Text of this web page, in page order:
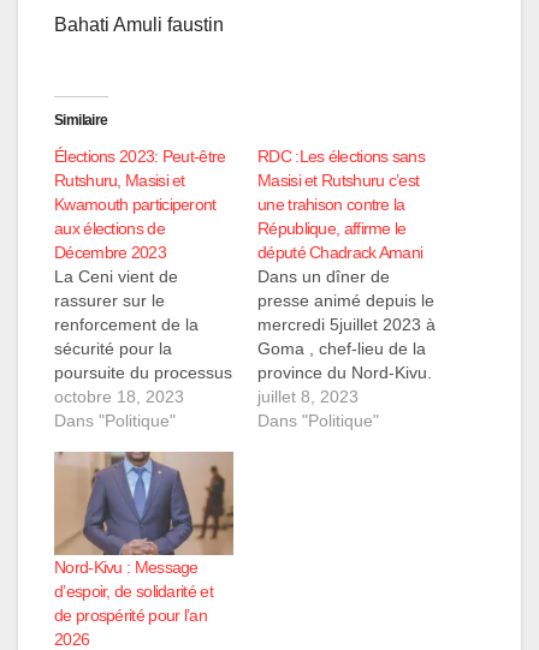
Bahati Amuli faustin
Similaire
Élections 2023: Peut-être
Rutshuru, Masisi et
Kwamouth participeront
aux élections de
Décembre 2023
La Ceni vient de
rassurer sur le
renforcement de la
sécurité pour la
poursuite du processus
électoral dans ces 3
entités La cinquième
pilotage pour la
sécurisation du
processus électoral
(CPSE) s'est tenue hier
à Kinshasa. Plusieurs
questions ont été
abordées
particulièrement la
octobre 18, 2023
Dans "Politique"
RDC :Les élections sans
Masisi et Rutshuru c’est
une trahison contre la
République, affirme le
député Chadrack Amani
Dans un dîner de
presse animé depuis le
mercredi 5juillet 2023 à
Goma , chef-lieu de la
province du Nord-Kivu.
Chadrack Amani Bahati
, député provincial élu
juillet 8, 2023
Dans "Politique"
Nord-Kivu : Message
d’espoir, de solidarité et
de prospérité pour l’an
2026